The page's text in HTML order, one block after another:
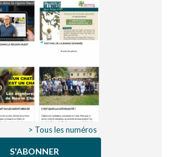
> Tous les numéros
S'ABONNER